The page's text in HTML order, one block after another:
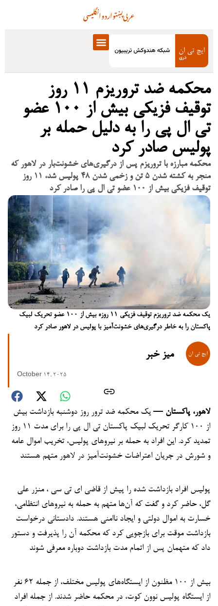
انگلیسیاردوپښتوعربی
محکمه ضد تروریزم ۱۱ روز
توقیف فزیکی بیش از ۱۰۰ عضو
تی ال پی را به دلیل حمله بر
پولیس صادر کرد
محکمه مبارزه با تروریزم پس از درگیری‌های خشونت‌بار در لاهور که
منجر به کشته شدن ۵ تن و زخمی شدن ۴۸ پولیس شد، ۱۱ روز
توقیف فزیکی بیش از ۱۰۰ عضو تی ال پی را صادر کرد
یک محکمه ضد تروریزم توقیف فزیکی ۱۱ روزه بیش از ۱۰۰ عضو تحریک لبیک
پاکستان را به خاطر درگیری‌های خشونت‌آمیز با پولیس در لاهور صادر کرد
میز خبر
October 14, 2025
لاهور، پاکستان — یک محکمه ضد ترور روز دوشنبه بازداشت بیش
از ۱۰۰ کارگر تحریک لبیک پاکستان تی ال پی را برای مدت ۱۱ روز
تمدید کرد. این افراد به حمله بر نیروهای پولیس، تخریب اموال عامه
و شورش در جریان اعتراضات خشونت‌آمیز در لاهور متهم هستند
پولیس افراد بازداشت شده را پیش از قاضی ای تی سی ، منزر علی
گل، حاضر کرد و گفت که آن‌ها متهم به حمله به نیروهای انتظامی،
خسارت به اموال دولتی و ایجاد ناامنی هستند. دادستانی درخواست
بازداشت موقت برای بازجویی کرد که محکمه آن را پذیرفت و دستور
داد که متهمان پس از اتمام مدت بازداشت دوباره معرفی شوند
بیش از ۱۰۰ مظنون از ایستگاه‌های پولیس مختلف، از جمله ۶۲ نفر
از ایستگاه پولیس نوون کوت، در محکمه حاضر شدند. از جمله افراد